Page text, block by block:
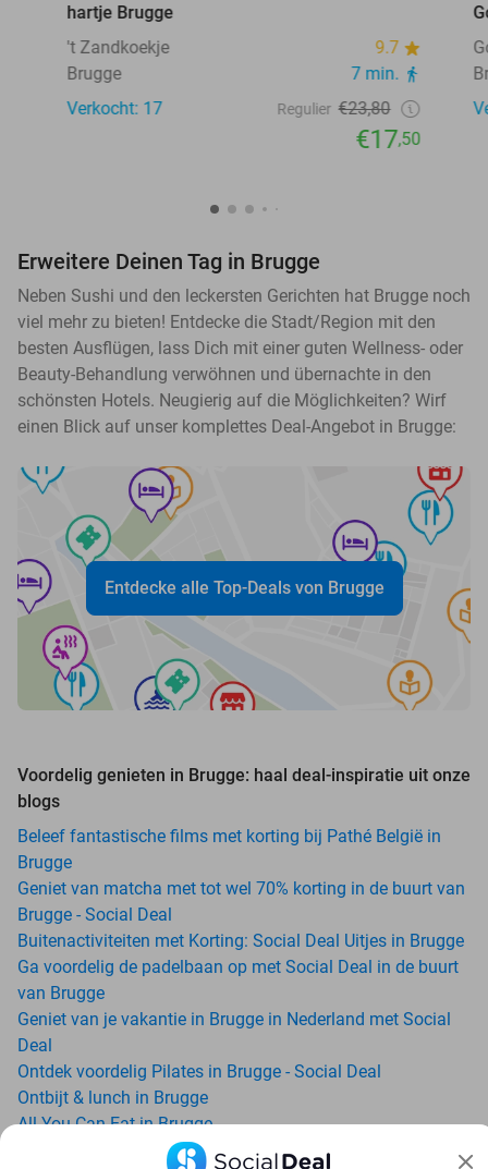
hartje Brugge
't Zandkoekje
9.7
Brugge
7 min.
Verkocht: 17
Regulier €23,80
€17,50
Erweitere Deinen Tag in Brugge
Neben Sushi und den leckersten Gerichten hat Brugge noch
viel mehr zu bieten! Entdecke die Stadt/Region mit den
besten Ausflügen, lass Dich mit einer guten Wellness- oder
Beauty-Behandlung verwöhnen und übernachte in den
schönsten Hotels. Neugierig auf die Möglichkeiten? Wirf
einen Blick auf unser komplettes Deal-Angebot in Brugge:
Entdecke alle Top-Deals von Brugge
Voordelig genieten in Brugge: haal deal-inspiratie uit onze
blogs
Beleef fantastische films met korting bij Pathé België in
Brugge
Geniet van matcha met tot wel 70% korting in de buurt van
Brugge - Social Deal
Buitenactiviteiten met Korting: Social Deal Uitjes in Brugge
Ga voordelig de padelbaan op met Social Deal in de buurt
van Brugge
Geniet van je vakantie in Brugge in Nederland met Social
Deal
Ontdek voordelig Pilates in Brugge - Social Deal
Ontbijt & lunch in Brugge
All-You-Can-Eat in Brugge
Avondje uit in regio Brugge? Ontdek 6x inspiratie voor een